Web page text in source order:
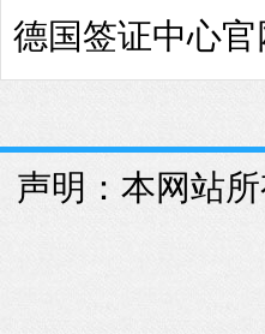
德国签证中心官
声明：本网站